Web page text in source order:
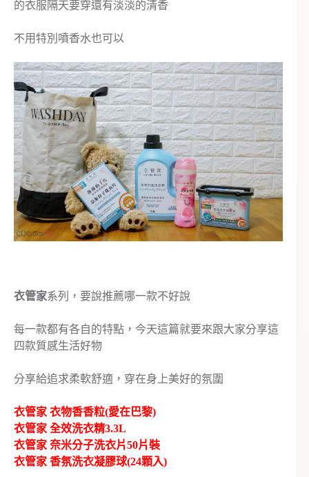
的衣服隔天要穿還有淡淡的清香
不用特別噴香水也可以
衣管家系列，要說推薦哪一款不好說
每一款都有各自的特點，今天這篇就要來跟大家分享這
四款質感生活好物
分享給追求柔軟舒適，穿在身上美好的氛圍
衣管家 衣物香香粒(愛在巴黎)
衣管家 全效洗衣精3.3L
衣管家 奈米分子洗衣片50片裝
衣管家 香氛洗衣凝膠球(24顆入)